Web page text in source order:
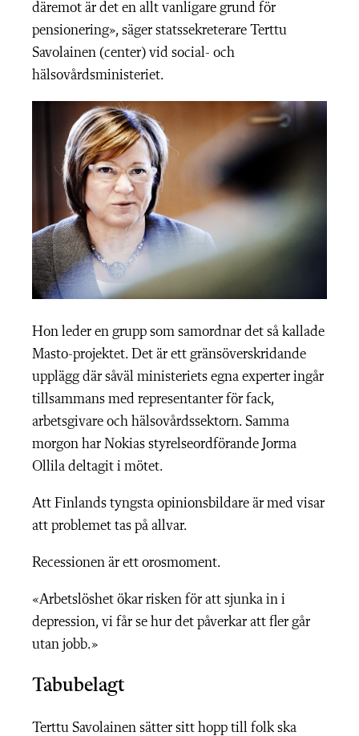
däremot är det en allt vanligare grund för
pensionering», säger statssekreterare Terttu
Savolainen (center) vid social- och
hälsovårdsministeriet.
Hon leder en grupp som samordnar det så kallade
Masto-projektet. Det är ett gränsöverskridande
upplägg där såväl ministeriets egna experter ingår
tillsammans med representanter för fack,
arbetsgivare och hälsovårdssektorn. Samma
morgon har Nokias styrelseordförande Jorma
Ollila deltagit i mötet.
Att Finlands tyngsta opinionsbildare är med visar
att problemet tas på allvar.
Recessionen är ett orosmoment.
«Arbetslöshet ökar risken för att sjunka in i
depression, vi får se hur det påverkar att fler går
utan jobb.»
Tabubelagt
Terttu Savolainen sätter sitt hopp till folk ska